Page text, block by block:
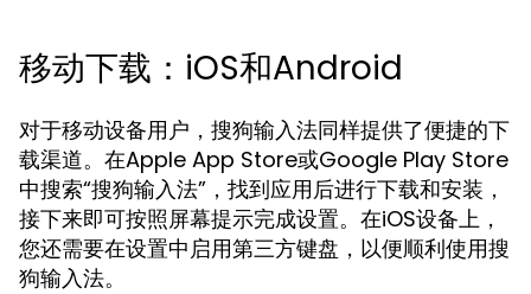
移动下载：iOS和Android
对于移动设备用户，搜狗输入法同样提供了便捷的下
载渠道。在Apple App Store或Google Play Store
中搜索“搜狗输入法”，找到应用后进行下载和安装，
接下来即可按照屏幕提示完成设置。在iOS设备上，
您还需要在设置中启用第三方键盘，以便顺利使用搜
狗输入法。